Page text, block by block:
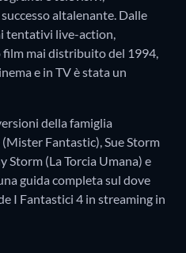
altalenante. Dalle
tentativi live-action,
mai distribuito del 1994,
e in TV è stata un
della famiglia
Fantastic), Sue Storm
Storm (La Torcia Umana) e
guida completa sul dove
I Fantastici 4 in streaming in